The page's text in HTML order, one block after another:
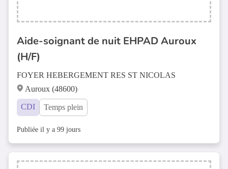
Aide-soignant de nuit EHPAD Auroux
(H/F)
FOYER HEBERGEMENT RES ST NICOLAS
Auroux (48600)
CDI Temps plein
Publiée il y a 99 jours